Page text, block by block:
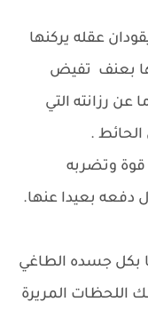
عقله يركنها
بعنف تفيض
عن رزانته التي
.
قوة وتضربه
دفعه بعيدا عنها.
بكل جسده الطاغي
اللحظات المريرة